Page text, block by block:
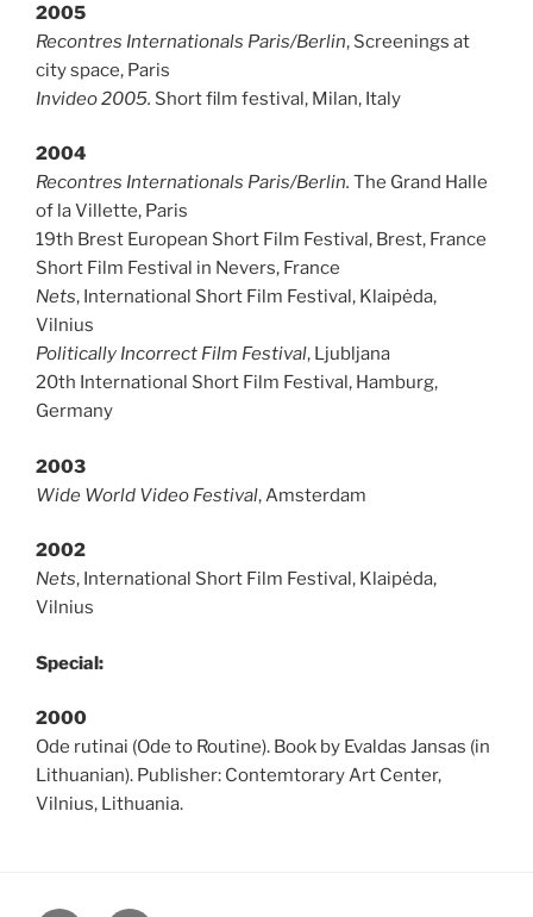
2005
Recontres Internationals Paris/Berlin, Screenings at
city space, Paris
Invideo 2005. Short film festival, Milan, Italy
2004
Recontres Internationals Paris/Berlin. The Grand Halle
of la Villette, Paris
19th Brest European Short Film Festival, Brest, France
Short Film Festival in Nevers, France
Nets, International Short Film Festival, Klaipėda,
Vilnius
Politically Incorrect Film Festival, Ljubljana
20th International Short Film Festival, Hamburg,
Germany
2003
Wide World Video Festival, Amsterdam
2002
Nets, International Short Film Festival, Klaipėda,
Vilnius
Special:
2000
Ode rutinai (Ode to Routine). Book by Evaldas Jansas (in
Lithuanian). Publisher: Contemtorary Art Center,
Vilnius, Lithuania.